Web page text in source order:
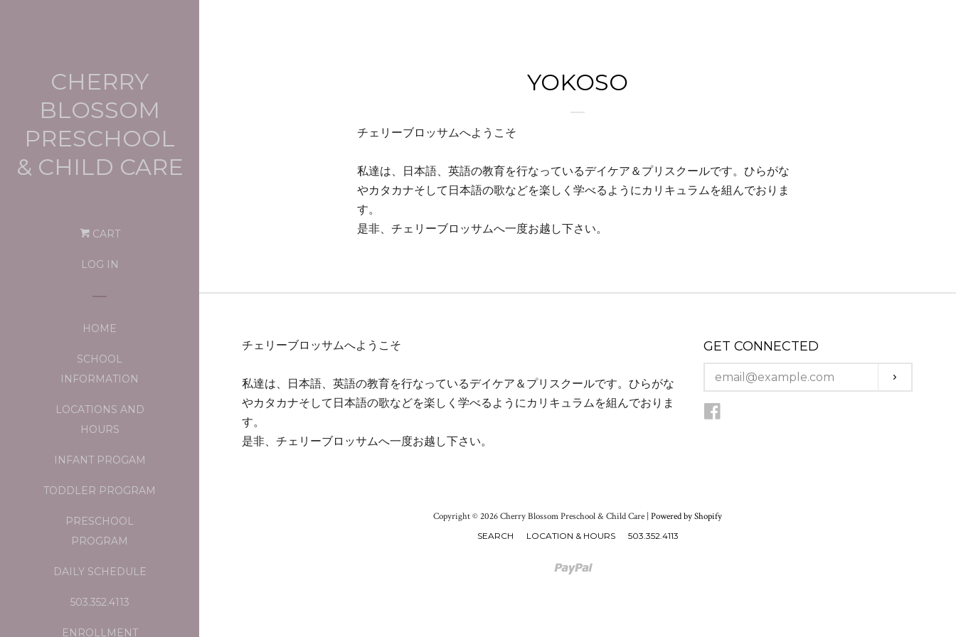
CHERRY
BLOSSOM
PRESCHOOL
& CHILD CARE
CART
LOG IN
HOME
SCHOOL
INFORMATION
LOCATIONS AND
HOURS
INFANT PROGAM
TODDLER PROGRAM
PRESCHOOL
PROGRAM
DAILY SCHEDULE
503.352.4113
ENROLLMENT
YOKOSO
チェリーブロッサムへようこそ
私達は、日本語、英語の教育を行なっているデイケア＆プリスクールです。ひらがな
やカタカナそして日本語の歌などを楽しく学べるようにカリキュラムを組んでおりま
す。
是非、チェリーブロッサムへ一度お越し下さい。
チェリーブロッサムへようこそ
私達は、日本語、英語の教育を行なっているデイケア＆プリスクールです。ひらがな
やカタカナそして日本語の歌などを楽しく学べるようにカリキュラムを組んでおりま
す。
是非、チェリーブロッサムへ一度お越し下さい。
GET CONNECTED
EMAIL
Copyright © 2026 Cherry Blossom Preschool & Child Care | Powered by Shopify
SEARCH LOCATION & HOURS 503.352.4113